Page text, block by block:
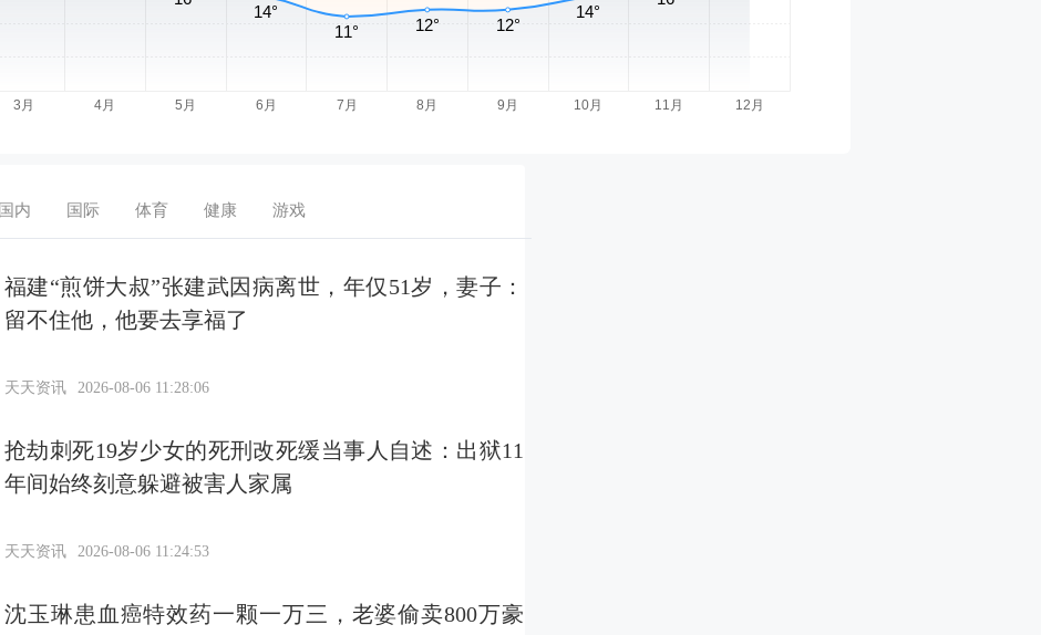
国内 国际 体育 健康 游戏
福建“煎饼大叔”张建武因病离世，年仅51岁，妻子：
留不住他，他要去享福了
天天资讯 2026-08-06 11:28:06
抢劫刺死19岁少女的死刑改死缓当事人自述：出狱11
年间始终刻意躲避被害人家属
天天资讯 2026-08-06 11:24:53
沈玉琳患血癌特效药一颗一万三，老婆偷卖800万豪